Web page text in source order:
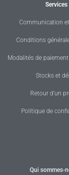
Services
Communication
Conditions
Modalités de
Stocks et
Retour d'un
Politique de
Qui sommes-